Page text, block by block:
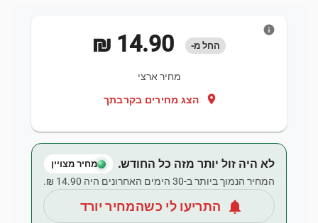
החל מ-
מחיר ארצי
location_on הצג מחירים בקרבתך
info
לא היה זול יותר מזה כל החודש. מחיר מצויין
המחיר הנמוך ביותר ב-30 הימים האחרונים היה ‏14.90 ‏₪.
notifications התריעו לי כשהמחיר יורד